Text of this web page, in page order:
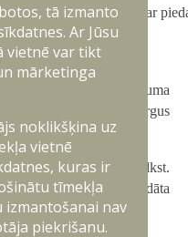
(uzņēmējam):
Par
uz e-pasta
pirms iepirkuma
spējas un vidējās tirgus
līdz 14.10.2025. plkst.
netiks apstrādāta
tā izmanto
Ar Jūsu
vietnē var tikt
mārketinga
noklikšķina uz
vietnē
kuras ir
tīmekļa
nav
piekrišanu.